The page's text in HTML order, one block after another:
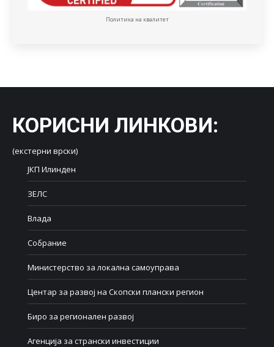
Политика на квалитет
КОРИСНИ ЛИНКОВИ:
(екстерни врски)
ЈКП Илинден
ЗЕЛС
Влада
Собрание
Министерство за локална самоуправа
Центар за развој на Скопски плански регион
Биро за регионален развој
Агенција за странски инвестиции